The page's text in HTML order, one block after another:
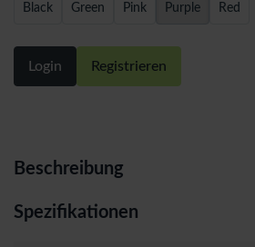
Black Green Pink Purple Red
Login Registrieren
Beschreibung
Spezifikationen